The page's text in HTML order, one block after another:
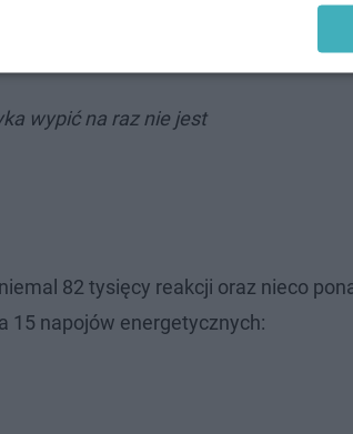
wypić na raz nie jest
82 tysięcy reakcji oraz nieco
15 napojów energetycznych: